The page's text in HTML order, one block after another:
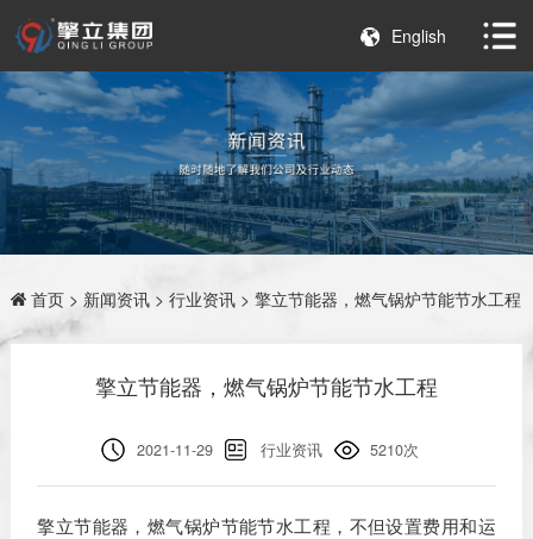
English
首页> 新闻资讯> 行业资讯> 擎立节能器，燃气锅炉节能节水工程
擎立节能器，燃气锅炉节能节水工程
2021-11-29 行业资讯 5210次
擎立节能器，燃气锅炉节能节水工程，不但设置费用和运